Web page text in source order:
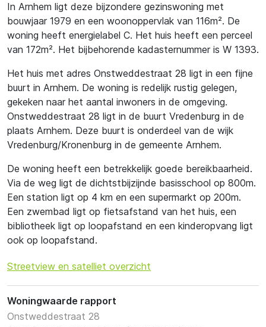
In Arnhem ligt deze bijzondere gezinswoning met
bouwjaar 1979 en een woonoppervlak van 116m². De
woning heeft energielabel C. Het huis heeft een perceel
van 172m². Het bijbehorende kadasternummer is W 1393.
Het huis met adres Onstweddestraat 28 ligt in een fijne
buurt in Arnhem. De woning is redelijk rustig gelegen,
gekeken naar het aantal inwoners in de omgeving.
Onstweddestraat 28 ligt in de buurt Vredenburg in de
plaats Arnhem. Deze buurt is onderdeel van de wijk
Vredenburg/Kronenburg in de gemeente Arnhem.
De woning heeft een betrekkelijk goede bereikbaarheid.
Via de weg ligt de dichtstbijzijnde basisschool op 800m.
Een station ligt op 4 km en een supermarkt op 200m.
Een zwembad ligt op fietsafstand van het huis, een
bibliotheek ligt op loopafstand en een kinderopvang ligt
ook op loopafstand.
Streetview en satelliet overzicht
Woningwaarde rapport
Onstweddestraat 28